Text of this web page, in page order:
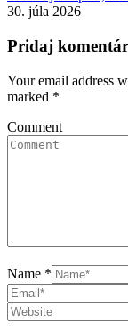
30. júla 2026
Pridaj komentár
Your email address
marked *
Comment
Name *